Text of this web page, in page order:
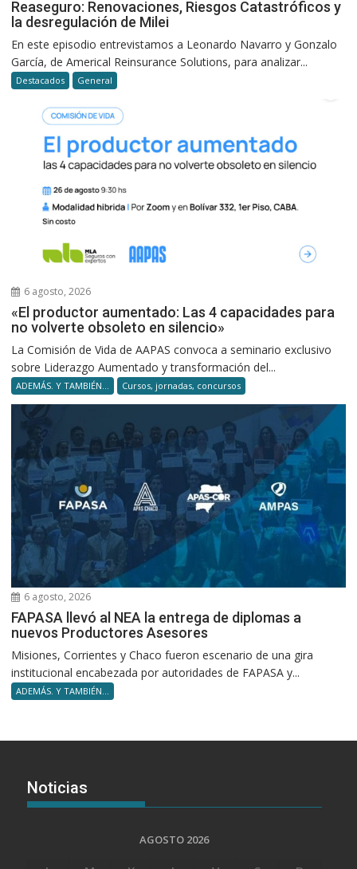
Reaseguro: Renovaciones, Riesgos Catastróficos y
la desregulación de Milei
En este episodio entrevistamos a Leonardo Navarro y Gonzalo
García, de Americal Reinsurance Solutions, para analizar...
Destacados General
6 agosto, 2026
«El productor aumentado: Las 4 capacidades para
no volverte obsoleto en silencio»
La Comisión de Vida de AAPAS convoca a seminario exclusivo
sobre Liderazgo Aumentado y transformación del...
ADEMÁS. Y TAMBIÉN... Cursos, jornadas, concursos
6 agosto, 2026
FAPASA llevó al NEA la entrega de diplomas a
nuevos Productores Asesores
Misiones, Corrientes y Chaco fueron escenario de una gira
institucional encabezada por autoridades de FAPASA y...
ADEMÁS. Y TAMBIÉN...
Noticias
AGOSTO 2026